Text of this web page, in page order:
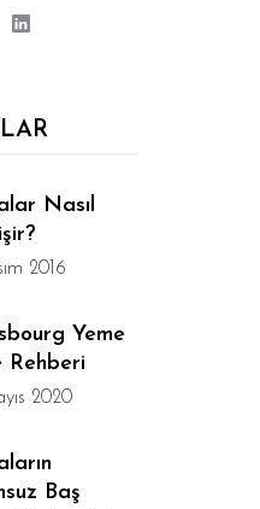
Nasıl
2016
Yeme
Rehberi
2020
Baş